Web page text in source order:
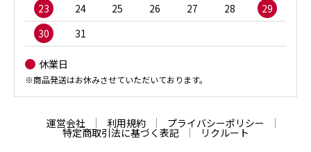
23
24 25 26 27 28
29
30
31
休業日
※商品発送はお休みさせていただいております。
運営会社 利用規約 プライバシーポリシー
特定商取引法に基づく表記 リクルート